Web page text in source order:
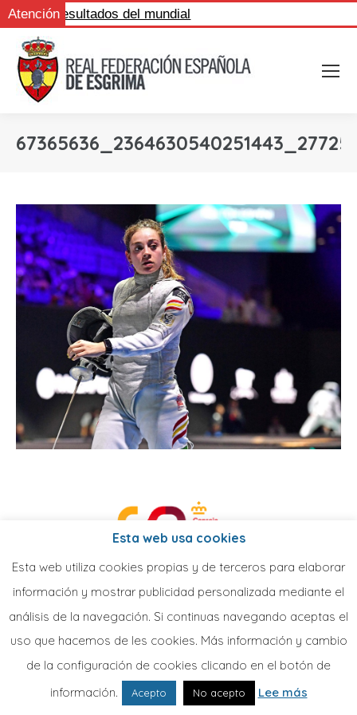
Atenciónlos resultados del mundial
Esta web usa cookies
Esta web utiliza cookies propias y de terceros para elaborar
información y mostrar publicidad personalizada mediante el
análisis de la navegación. Si continuas navegando aceptas el
uso que hacemos de les cookies. Más información y cambio
de la configuración de cookies clicando en el botón de
información.
Acepto No acepto Lee más